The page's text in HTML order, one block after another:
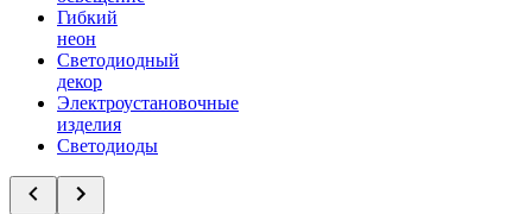
Гибкий
неон
Светодиодный
декор
Электроустановочные
изделия
Светодиоды